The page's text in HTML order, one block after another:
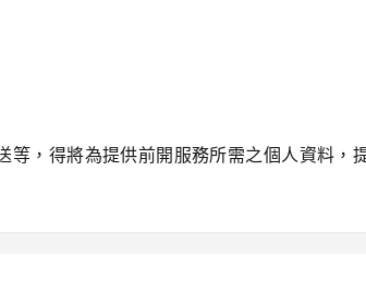
，得將為提供前開服務所需之個人資料，